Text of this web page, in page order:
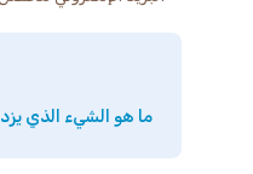
ما هو الشيء الذي